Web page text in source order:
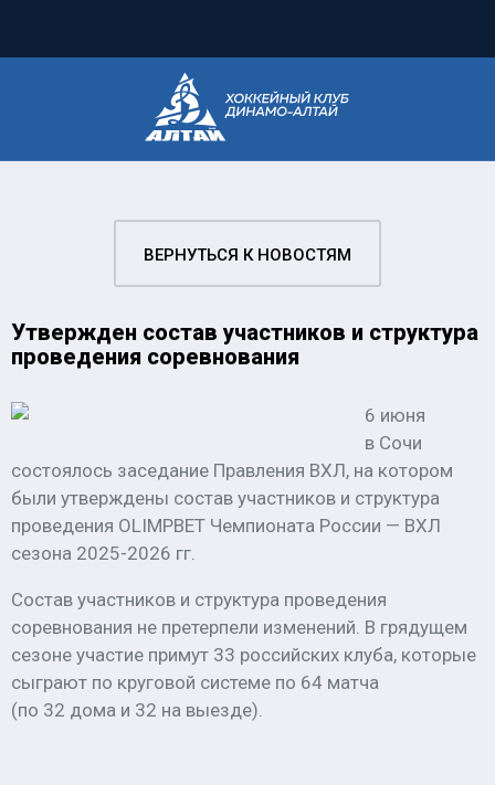
ВЕРНУТЬСЯ К НОВОСТЯМ
Утвержден состав участников и структура
проведения соревнования
6 июня
в Сочи
состоялось заседание Правления ВХЛ, на котором
были утверждены состав участников и структура
проведения OLIMPBET Чемпионата России — ВХЛ
сезона 2025-2026 гг.
Состав участников и структура проведения
соревнования не претерпели изменений. В грядущем
сезоне участие примут 33 российских клуба, которые
сыграют по круговой системе по 64 матча
(по 32 дома и 32 на выезде).